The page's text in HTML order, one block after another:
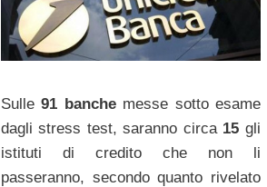
Sulle91 banchemesse sotto esame
dagli stress test, saranno circa 15 gli
istituti di credito che non li
passeranno, secondo quanto rivelato